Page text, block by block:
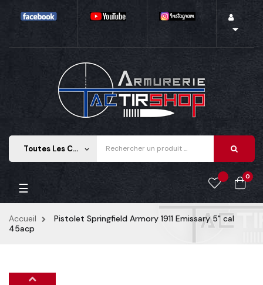

Toutes Les Catégories keyboard_arrow_down
0
Basculer
la
☰
Accueil
Pistolet Springfield Armory 1911 Emissary 5" cal
45acp